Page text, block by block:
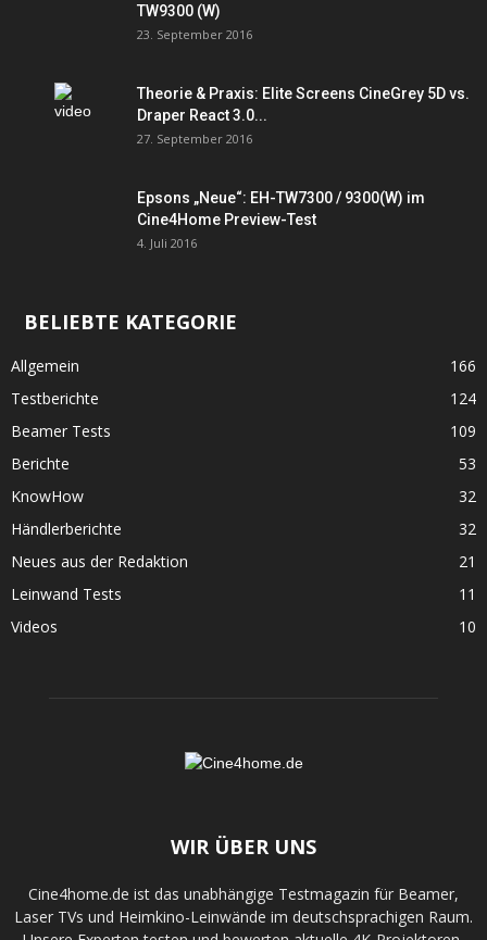
TW9300 (W)
23. September 2016
Theorie & Praxis: Elite Screens CineGrey 5D vs.
Draper React 3.0...
27. September 2016
Epsons „Neue“: EH-TW7300 / 9300(W) im
Cine4Home Preview-Test
4. Juli 2016
BELIEBTE KATEGORIE
Allgemein
166
Testberichte
124
Beamer Tests
109
Berichte
53
KnowHow
32
Händlerberichte
32
Neues aus der Redaktion
21
Leinwand Tests
11
Videos
10
WIR ÜBER UNS
Cine4home.de ist das unabhängige Testmagazin für Beamer,
Laser TVs und Heimkino-Leinwände im deutschsprachigen Raum.